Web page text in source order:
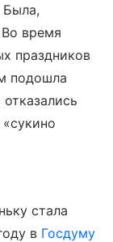
Была,
время
праздников
подошла
стала
в Госдуму